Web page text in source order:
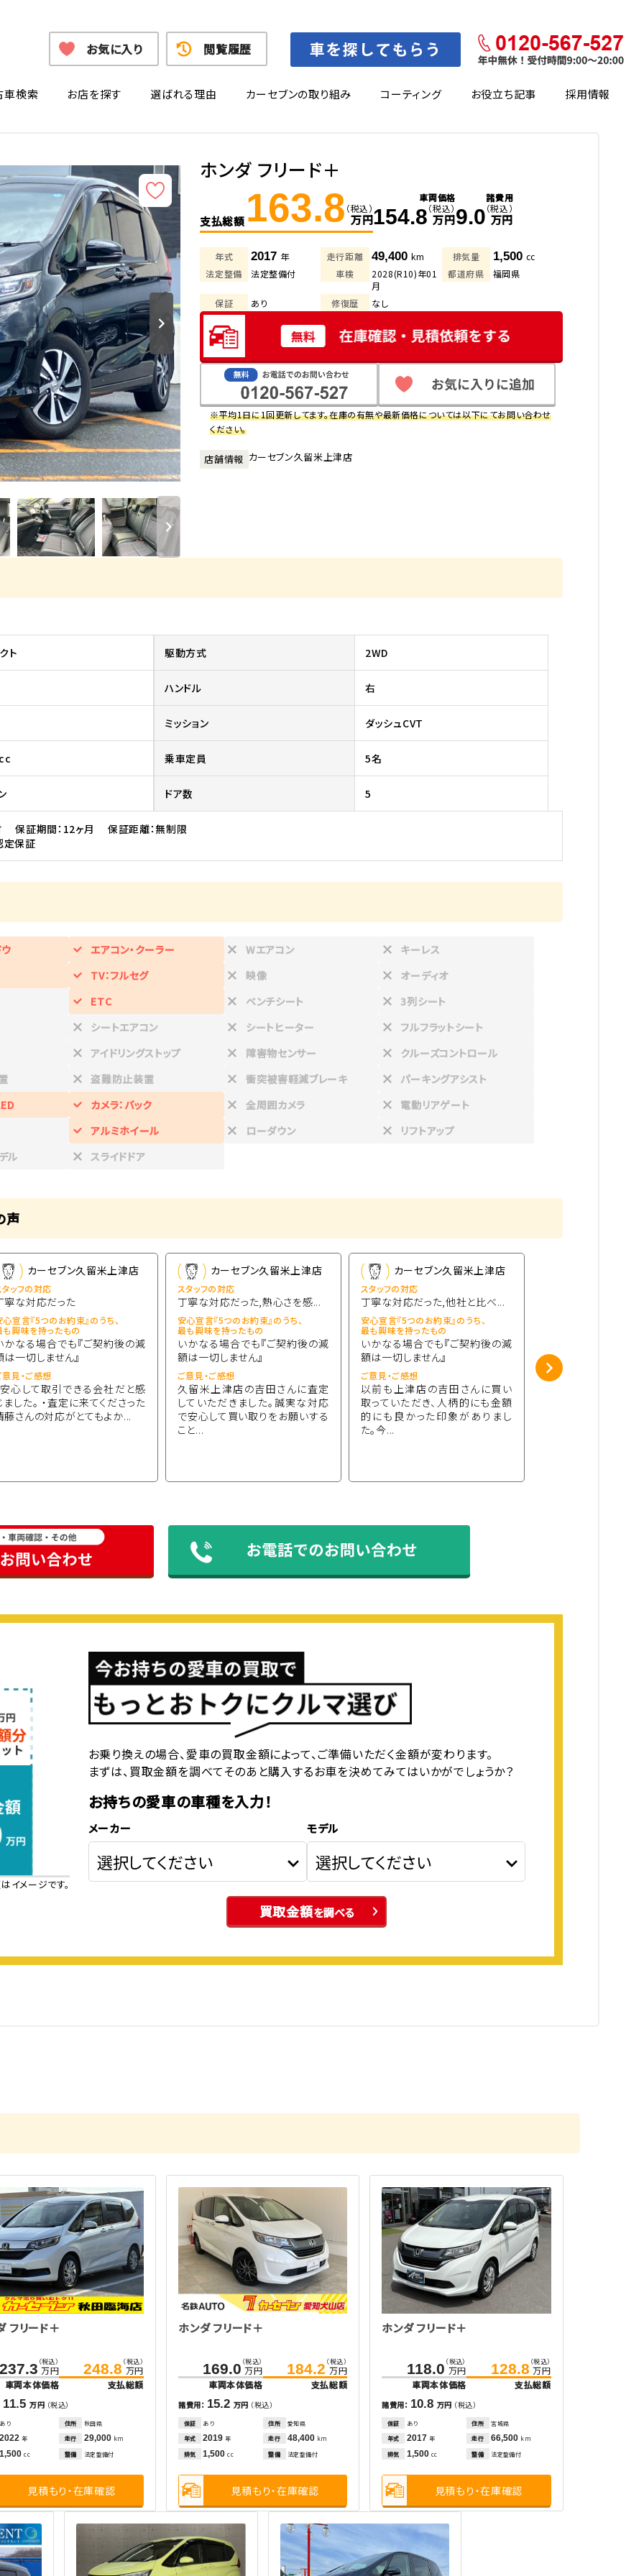
車検索 お店を探す 選ばれる理由 カーセブンの取り組み コーティング お役立ち記事 採用情報
お気に入り 閲覧履歴
ホンダ フリード＋
支払総額 163.8 （税込）
万円
車両価格
154.8（税込）
万円
諸費用
9.0（税込）
万円
年式 2017 年 走行距離 49,400km 排気量 1,500 cc
法定整備
法定整備付 車検
2028(R10)年01
月
都道府県 福岡県
保証 あり 修復歴 なし
※平均1日に1回更新してます。在庫の有無や最新価格については以下にてお問い合わせ
ください。
店舗情報 カーセブン久留米上津店
ト 駆動方式 2WD
ハンドル 右
ミッション ダッシュCVT
乗車定員 5名
ドア数 5
保証期間：12ヶ月 保証距離：無制限
定保証
エアコン・クーラー Wエアコン
キーレス
TV：フルセグ
映像
オーディオ
ETC
ベンチシート
3列シート
シートエアコン
シートヒーター
フルフラットシート
アイドリングストップ
障害物センサー
クルーズコントロール
盗難防止装置 衝突被害軽減ブレーキ
パーキングアシスト
カメラ：バック 全周囲カメラ
電動リアゲート
アルミホイール
ローダウン
リフトアップ
ル
スライドドア
声
カーセブン久留米上津店
タッフの対応
寧な対応だった
心宣言『5つのお約束』のうち、
も興味を持ったもの
かなる場合でも『ご契約後の減
は一切しません』
意見・ご感想
安心して取引できる会社だと感
ました。 ・査定に来てくださった
藤さんの対応がとてもよか...
カーセブン久留米上津店
スタッフの対応
丁寧な対応だった,熱心さを感...
安心宣言『5つのお約束』のうち、
最も興味を持ったもの
いかなる場合でも『ご契約後の減
額は一切しません』
ご意見・ご感想
久留米上津店の吉田さんに査定
していただきました。誠実な対応
で安心して買い取りをお願いする
こと...
カーセブン久留米上津店
スタッフの対応
丁寧な対応だった,他社と比べ...
安心宣言『5つのお約束』のうち、
最も興味を持ったもの
いかなる場合でも『ご契約後の減
額は一切しません』
ご意見・ご感想
以前も上津店の吉田さんに買い
取っていただき、人柄的にも金額
的にも良かった印象がありまし
た。今...
額は一切しません』
ご意見・ご感想
イメージです。
お乗り換えの場合、愛車の買取金額によって、ご準備いただく金額が変わります。
まずは、買取金額を調べてそのあと購入するお車を決めてみてはいかがでしょうか？
お持ちの愛車の車種を入力！
メーカー モデル
買取金額を調べる
フリード＋
（税込）
万円
車両本体価格
248.8 （税込）
万円
支払総額
11.5万円 （税込）
あり 住所 秋田県
2022年 走行 29,000 km
1,500cc 整備 法定整備付
見積もり・在庫確認
ホンダ フリード＋
169.0 （税込）
万円
車両本体価格
184.2 （税込）
万円
支払総額
諸費用： 15.2 万円 （税込）
保証 あり 住所
愛知県
年式
2019年 走行 48,400 km
排気
1,500cc 整備 法定整備付
見積もり・在庫確認
ホンダ フリード＋
118.0 （税込）
万円
車両本体価格
128.8 （税込）
万円
支払総額
諸費用： 10.8 万円 （税込）
保証 あり 住所
宮城県
年式
2017 年 走行 66,500 km
排気
1,500 cc 整備 法定整備付
見積もり・在庫確認